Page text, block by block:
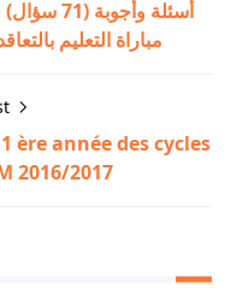
أسئلة
مباراة التعليم
ère année des cycles
2016/2017